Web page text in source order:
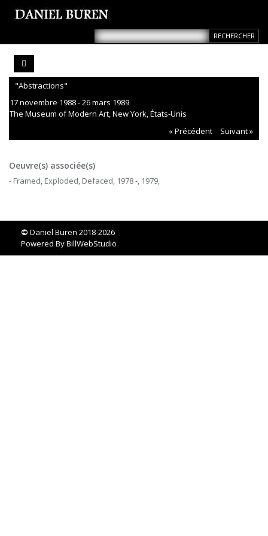
"Abstractions"
17 novembre 1988 - 26 mars 1989
The Museum of Modern Art, New York, États-Unis
« Précédent
Suivant »
Oeuvre(s) associée(s)
- Framed, Exploded, Defaced, 1978 -, 1979,
© Daniel Buren 2018-2026
Powered ByBillWebStudio